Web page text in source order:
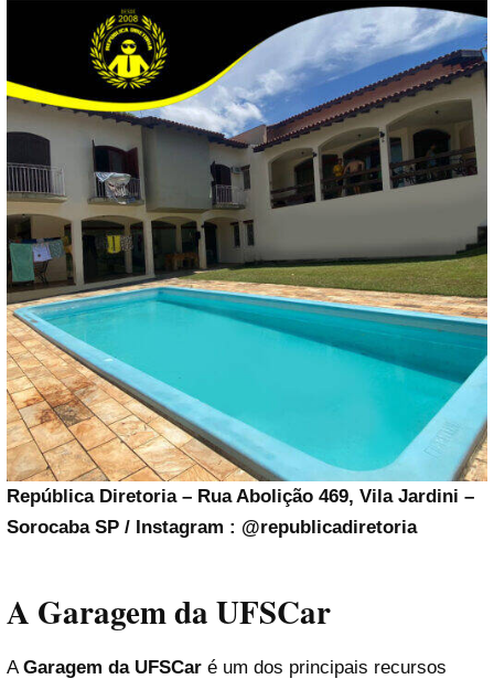
República Diretoria – Rua Abolição 469, Vila Jardini –
Sorocaba SP / Instagram : @republicadiretoria
A Garagem da UFSCar
A Garagem da UFSCar é um dos principais recursos